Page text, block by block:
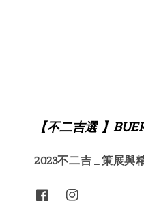
【不二吉選 】
2023不二吉 _ 策展與